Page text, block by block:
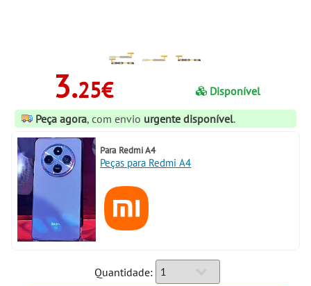
3.25€
Disponível
Peça agora, com envio urgente disponível.
Para Redmi A4
Peças para Redmi A4
Quantidade: